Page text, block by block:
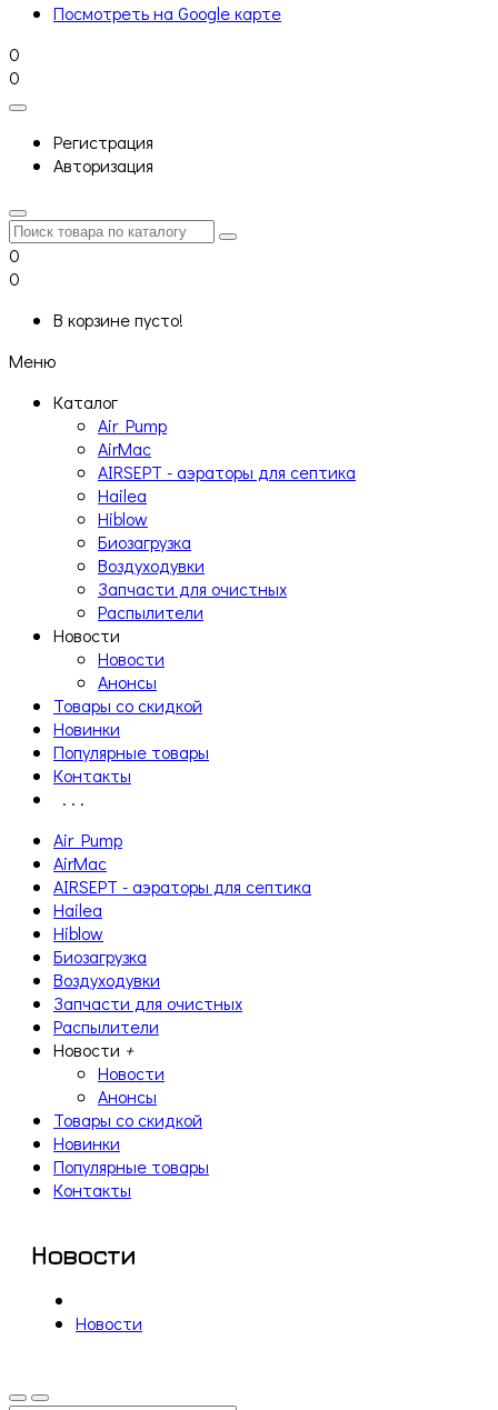
Посмотреть на Google карте
0
0
Регистрация
Авторизация
0
0
В корзине пусто!
Меню
Каталог
Air Pump
AirMac
AIRSEPT - аэраторы для септика
Hailea
Hiblow
Биозагрузка
Воздуходувки
Запчасти для очистных
Распылители
Новости
Новости
Анонсы
Товары со скидкой
Новинки
Популярные товары
Контакты
. . .
Air Pump
AirMac
AIRSEPT - аэраторы для септика
Hailea
Hiblow
Биозагрузка
Воздуходувки
Запчасти для очистных
Распылители
Новости +
Новости
Анонсы
Товары со скидкой
Новинки
Популярные товары
Контакты
Новости
Новости